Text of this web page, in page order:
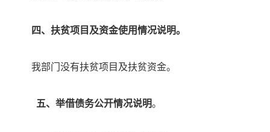
四、扶贫项目及资金使用情况说明。
我部门没有扶贫项目及扶贫资金。
五、举借债务公开情况说明。